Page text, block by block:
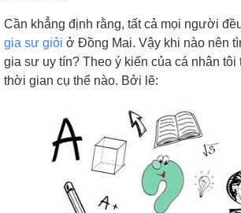
Cần khẳng định rằng, tất cả mọi người
gia sư giỏi ở Đồng Mai. Vậy khi nào nên
gia sư uy tín? Theo ý kiến của cá nhân tôi
thời gian cụ thể nào. Bởi lẽ: